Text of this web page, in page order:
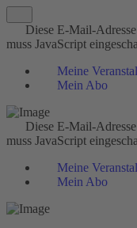
Diese E-Mail-
muss JavaScript
Meine
Mein Abo
Diese E-Mail-
muss JavaScript
Meine
Mein Abo